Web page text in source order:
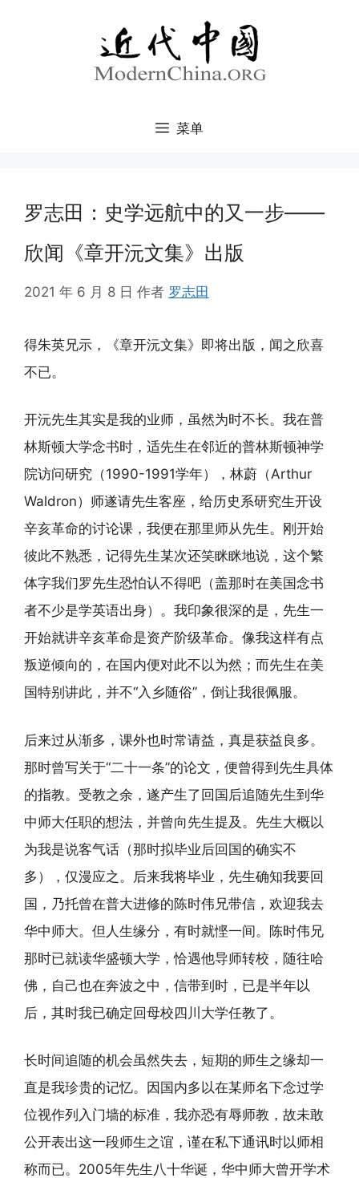
菜单
罗志田：史学远航中的又一步——
欣闻《章开沅文集》出版
2021 年 6 月 8 日 作者 罗志田
得朱英兄示，《章开沅文集》即将出版，闻之欣喜
不已。
开沅先生其实是我的业师，虽然为时不长。我在普
林斯顿大学念书时，适先生在邻近的普林斯顿神学
院访问研究（1990-1991学年），林蔚（Arthur
Waldron）师遂请先生客座，给历史系研究生开设
辛亥革命的讨论课，我便在那里师从先生。刚开始
彼此不熟悉，记得先生某次还笑眯眯地说，这个繁
体字我们罗先生恐怕认不得吧（盖那时在美国念书
者不少是学英语出身）。我印象很深的是，先生一
开始就讲辛亥革命是资产阶级革命。像我这样有点
叛逆倾向的，在国内便对此不以为然；而先生在美
国特别讲此，并不“入乡随俗”，倒让我很佩服。
后来过从渐多，课外也时常请益，真是获益良多。
那时曾写关于“二十一条”的论文，便曾得到先生具体
的指教。受教之余，遂产生了回国后追随先生到华
中师大任职的想法，并曾向先生提及。先生大概以
为我是说客气话（那时拟毕业后回国的确实不
多），仅漫应之。后来我将毕业，先生确知我要回
国，乃托曾在普大进修的陈时伟兄带信，欢迎我去
华中师大。但人生缘分，有时就悭一间。陈时伟兄
那时已就读华盛顿大学，恰遇他导师转校，随往哈
佛，自己也在奔波之中，信带到时，已是半年以
后，其时我已确定回母校四川大学任教了。
长时间追随的机会虽然失去，短期的师生之缘却一
直是我珍贵的记忆。因国内多以在某师名下念过学
位视作列入门墙的标准，我亦恐有辱师教，故未敢
公开表出这一段师生之谊，谨在私下通讯时以师相
称而已。2005年先生八十华诞，华中师大曾开学术